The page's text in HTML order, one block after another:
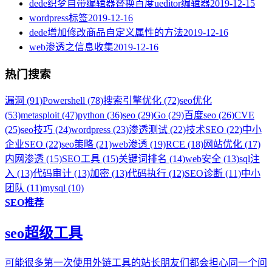
dede织梦自带编辑器替换百度ueditor编辑器2019-12-15
wordpress标签2019-12-16
dede增加修改商品自定义属性的方法2019-12-16
web渗透之信息收集2019-12-16
热门搜索
漏洞 (91)Powershell (78)搜索引擎优化 (72)seo优化
(53)metasploit (47)python (36)seo (29)Go (29)百度seo (26)CVE
(25)seo技巧 (24)wordpress (23)渗透测试 (22)技术SEO (22)中小
企业SEO (22)seo策略 (21)web渗透 (19)RCE (18)网站优化 (17)
内网渗透 (15)SEO工具 (15)关键词排名 (14)web安全 (13)sql注
入 (13)代码审计 (13)加密 (13)代码执行 (12)SEO诊断 (11)中小
团队 (11)mysql (10)
SEO推荐
seo超级工具
可能很多第一次使用外链工具的站长朋友们都会担心同一个问